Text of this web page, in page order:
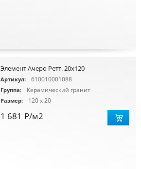
Элемент Ачеро Ретт. 20x120
Артикул: 610010001088
Группа: Керамический гранит
Размер: 120 x 20
1 681 Р/м2